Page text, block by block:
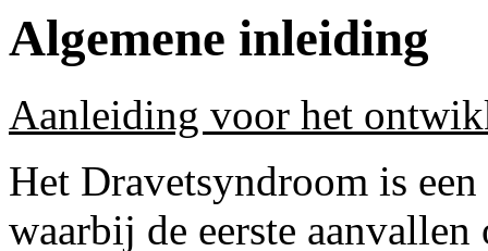
Algemene inleiding
Aanleiding voor het
Het Dravetsyndroom is
waarbij de eerste